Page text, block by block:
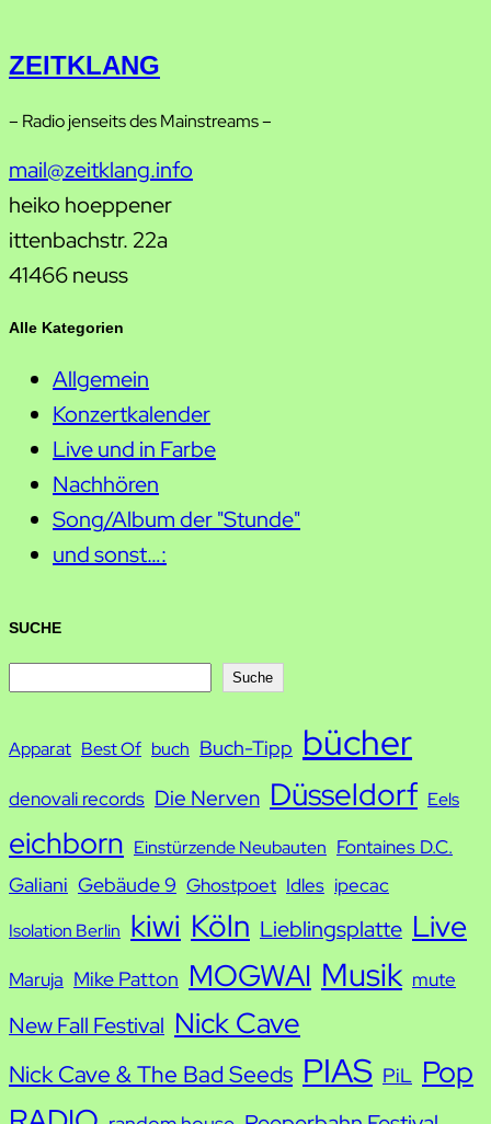
ZEITKLANG
– Radio jenseits des Mainstreams –
mail@zeitklang.info
heiko hoeppener
ittenbachstr. 22a
41466 neuss
Alle Kategorien
Allgemein
Konzertkalender
Live und in Farbe
Nachhören
Song/Album der "Stunde"
und sonst…:
SUCHE
c
Suche
Apparat Best Of buch Buch-Tipp bücher
denovali records Die Nerven Düsseldorf Eels
eichborn Einstürzende Neubauten Fontaines D.C.
Galiani Gebäude 9 Ghostpoet Idles ipecac
Isolation Berlin kiwi Köln Lieblingsplatte Live
Maruja Mike Patton MOGWAI Musik mute
New Fall Festival Nick Cave
Nick Cave & The Bad Seeds PIAS PiL Pop